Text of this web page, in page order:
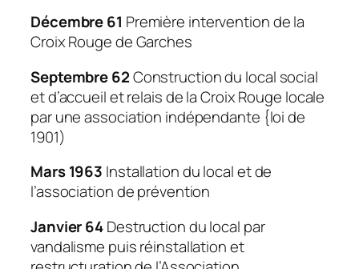
Décembre 61 Première intervention de la
Croix Rouge de Garches
Septembre 62Construction du local social
et d’accueil et relais de la Croix Rouge locale
par une association indépendante {loi de
1901)
Mars 1963 Installation du local et de
l’association de prévention
Janvier 64Destruction du local par
vandalisme puis réinstallation et